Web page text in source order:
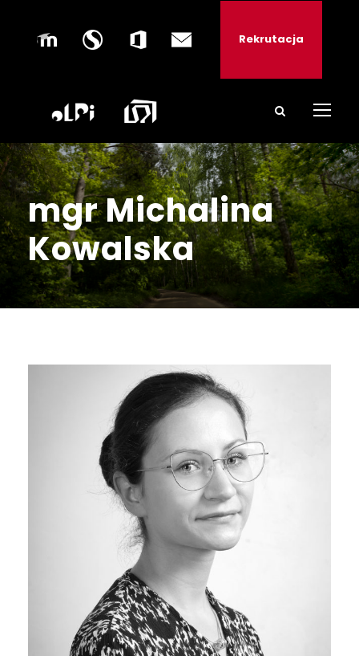
Rekrutacja
mgr Michalina
Kowalska